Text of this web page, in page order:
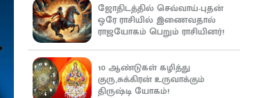
ஜோதிடத்தில் செவ்வாய்-புதன்
ஒரே ராசியில் இணைவதால்
ராஜயோகம் பெறும் ராசியினர்!
10 ஆண்டுகள் கழித்து
குரு,சுக்கிரன் உருவாக்கும்
திருஷ்டி யோகம்!